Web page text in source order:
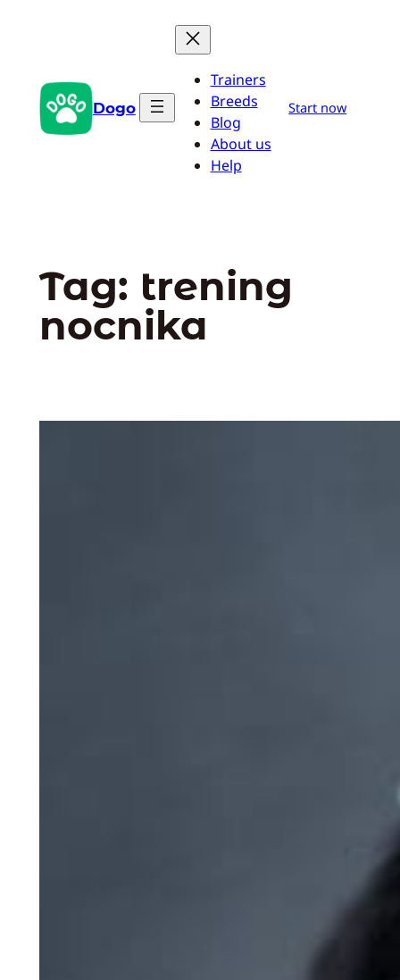
Dogo
Trainers
Breeds
Blog
About us
Help
Start now
Tag: trening
nocnika